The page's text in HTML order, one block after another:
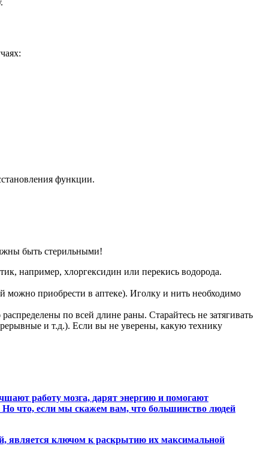
функции.
быть стерильными!
например, хлоргексидин или перекись водорода.
можно приобрести в аптеке). Иголку и нить необходимо
по всей длине раны. Старайтесь не затягивать
и т.д.). Если вы не уверены, какую технику
работу мозга, дарят энергию и помогают
Но что, если мы скажем вам, что большинство людей
является ключом к раскрытию их максимальной